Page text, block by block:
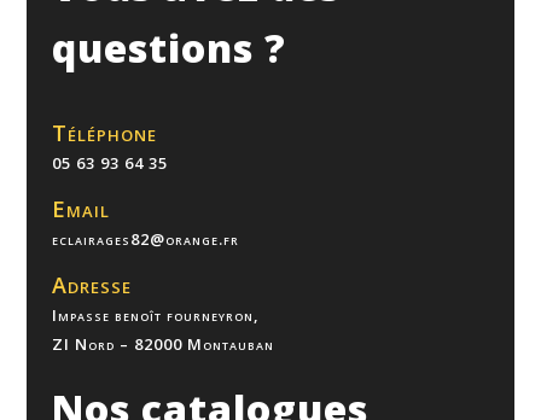
questions ?
Téléphone
05 63 93 64 35
Email
eclairages82@orange.fr
Adresse
Impasse benoît fourneyron,
ZI Nord – 82000 Montauban
Nos catalogues